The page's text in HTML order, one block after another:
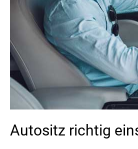
Autositz richtig